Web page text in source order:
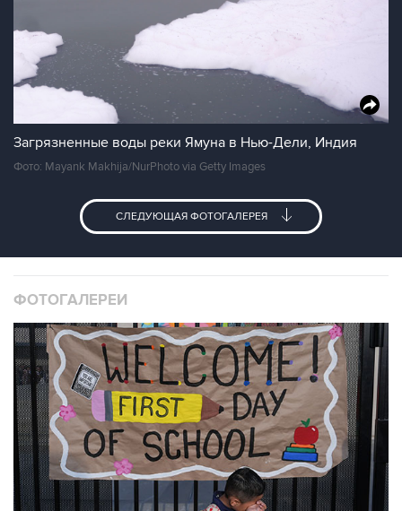
Загрязненные воды реки Ямуна в Нью-Дели, Индия
Фото: Mayank Makhija/NurPhoto via Getty Images
СЛЕДУЮЩАЯ ФОТОГАЛЕРЕЯ
ФОТОГАЛЕРЕИ